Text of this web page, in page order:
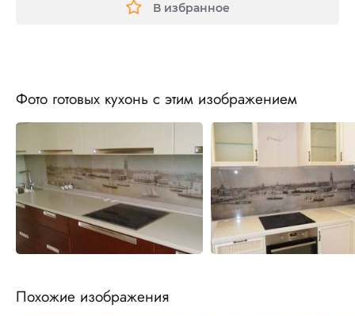
В избранное
Фото готовых кухонь с этим изображением
Похожие изображения